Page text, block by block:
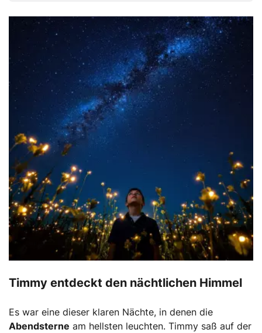
Timmy entdeckt den nächtlichen Himmel
Es war eine dieser klaren Nächte, in denen die
Abendsterne am hellsten leuchten. Timmy saß auf der